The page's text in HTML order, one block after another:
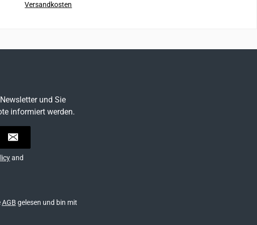
ob an einem oder an
Versandkosten
und Sie
informiert werden.
and
AGB gelesen und bin mit